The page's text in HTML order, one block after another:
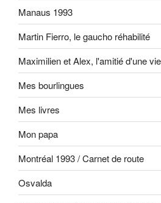
Manaus 1993
Martin Fierro, le gaucho réhabilité
Maximilien et Alex, l'amitié d'une vie
Mes bourlingues
Mes livres
Mon papa
Montréal 1993 / Carnet de route
Osvalda